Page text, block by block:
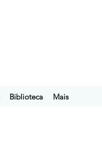
Biblioteca Mais